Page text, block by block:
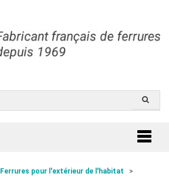
Ferrures pour l'extérieur de l'habitat
>